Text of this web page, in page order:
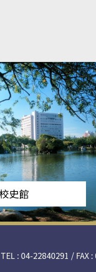
史館
TEL : 04-22840291 / FAX